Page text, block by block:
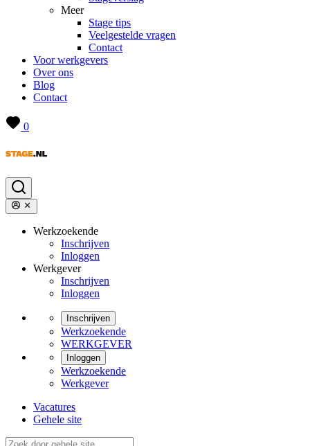
Meer
Stage tips
Veelgestelde vragen
Contact
Voor werkgevers
Over ons
Blog
Contact
0
Werkzoekende
Inschrijven
Inloggen
Werkgever
Inschrijven
Inloggen
Inschrijven
Werkzoekende
WERKGEVER
Inloggen
Werkzoekende
Werkgever
Vacatures
Gehele site